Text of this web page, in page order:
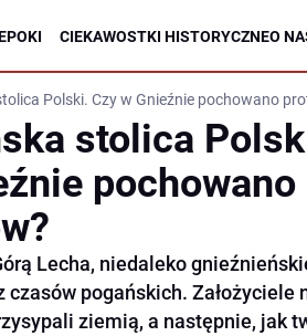
CIEKAWOSTKI HISTORYCZNEO
Polski. Czy w Gnieźnie pochowano
stolica
Lecha, niedaleko
czasów pogańskich.
ziemią, a następnie, jak